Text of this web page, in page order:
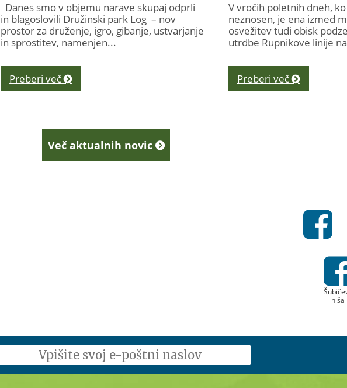
Danes smo v objemu narave skupaj odprli
in blagoslovili Družinski park Log – nov
prostor za druženje, igro, gibanje, ustvarjanje
in sprostitev, namenjen...
Preberi več
V vročih poletnih dneh,
neznosen, je ena izmed
osvežitev tudi obisk
utrdbe Rupnikove linije
Preberi več
Več aktualnih novic
hiša